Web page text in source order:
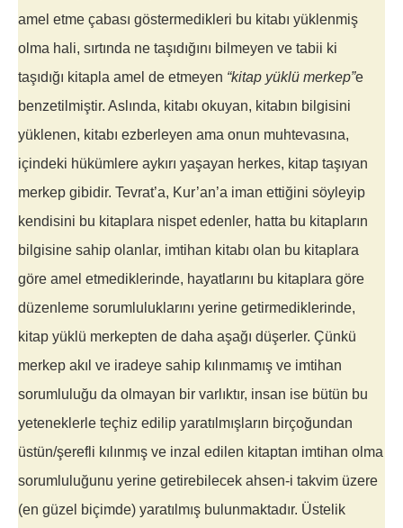
amel etme çabası göstermedikleri bu kitabı yüklenmiş
olma hali, sırtında ne taşıdığını bilmeyen ve tabii ki
taşıdığı kitapla amel de etmeyen “kitap yüklü merkep”e
benzetilmiştir. Aslında, kitabı okuyan, kitabın bilgisini
yüklenen, kitabı ezberleyen ama onun muhtevasına,
içindeki hükümlere aykırı yaşayan herkes, kitap taşıyan
merkep gibidir. Tevrat’a, Kur’an’a iman ettiğini söyleyip
kendisini bu kitaplara nispet edenler, hatta bu kitapların
bilgisine sahip olanlar, imtihan kitabı olan bu kitaplara
göre amel etmediklerinde, hayatlarını bu kitaplara göre
düzenleme sorumluluklarını yerine getirmediklerinde,
kitap yüklü merkepten de daha aşağı düşerler. Çünkü
merkep akıl ve iradeye sahip kılınmamış ve imtihan
sorumluluğu da olmayan bir varlıktır, insan ise bütün bu
yeteneklerle teçhiz edilip yaratılmışların birçoğundan
üstün/şerefli kılınmış ve inzal edilen kitaptan imtihan olma
sorumluluğunu yerine getirebilecek ahsen-i takvim üzere
(en güzel biçimde) yaratılmış bulunmaktadır. Üstelik